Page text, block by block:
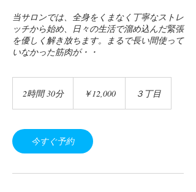
当サロンでは、全身をくまなく丁寧なストレ
ッチから始め、日々の生活で溜め込んだ緊張
を優しく解き放ちます。まるで長い間使って
いなかった筋肉が・・
2時間 30分2
3
0
分
￥12,000 ３丁目
今すぐ予約